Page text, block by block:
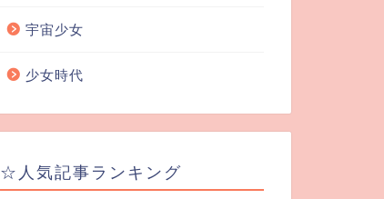
宇宙少女
少女時代
☆人気記事ランキング